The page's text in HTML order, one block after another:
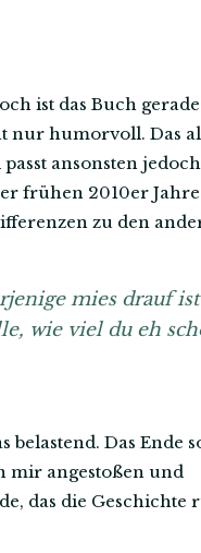
ist das Buch gerade
nur humorvoll. Das
ansonsten jedoch
frühen 2010er
zu den
mies drauf
wie viel du eh
Das Ende
mir angestoßen und
das die Geschichte